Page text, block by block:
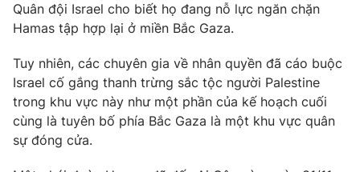
® Cấm sao chép dưới mọi hình thức nếu không có sự chấp
thuận bằng văn bản. Ghi rõ nguồn VTV.vn khi phát hành lại
thông tin từ website này.
Quân đội Israel cho biết họ đang nỗ lực ngăn chặn
Hamas tập hợp lại ở miền Bắc Gaza.
Tuy nhiên, các chuyên gia về nhân quyền đã cáo buộc
Israel cố gắng thanh trừng sắc tộc người Palestine
trong khu vực này như một phần của kế hoạch cuối
cùng là tuyên bố phía Bắc Gaza là một khu vực quân
sự đóng cửa.